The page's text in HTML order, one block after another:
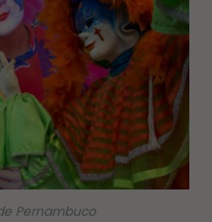
Pernambuco